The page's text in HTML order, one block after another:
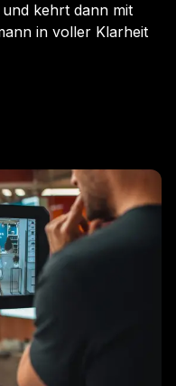
kehrt dann mit
in voller Klarheit